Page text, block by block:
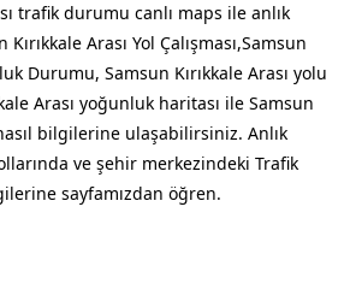
trafik durumu canlı maps ile anlık
Arası Yol Çalışması,Samsun
Durumu, Samsun Kırıkkale Arası yolu
Arası yoğunluk haritası ile Samsun
bilgilerine ulaşabilirsiniz. Anlık
ve şehir merkezindeki Trafik
sayfamızdan öğren.